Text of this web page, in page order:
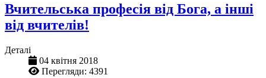
Вчительська професія від Бога, а інші
від вчителів!
Деталі
04 квітня 2018
Перегляди: 4391